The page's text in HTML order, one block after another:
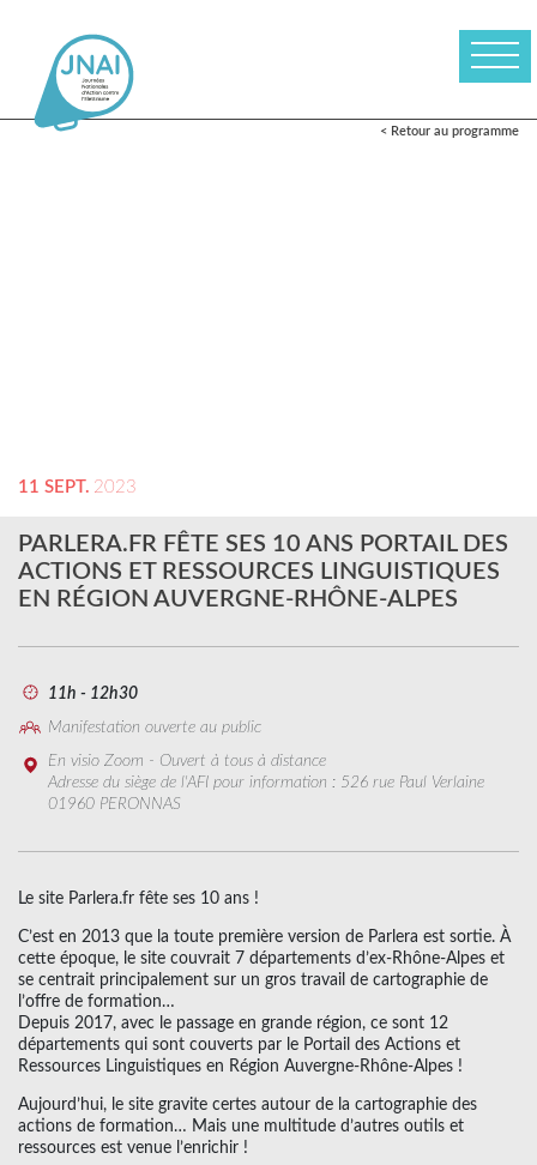
< Retour au programme
11 SEPT. 2023
PARLERA.FR FÊTE SES 10 ANS PORTAIL DES
ACTIONS ET RESSOURCES LINGUISTIQUES
EN RÉGION AUVERGNE-RHÔNE-ALPES
11h - 12h30
Manifestation ouverte au public
En visio Zoom - Ouvert à tous à distance
Adresse du siège de l'AFI pour information : 526 rue Paul Verlaine
01960 PERONNAS
Le site Parlera.fr fête ses 10 ans !
C’est en 2013 que la toute première version de Parlera est sortie. À
cette époque, le site couvrait 7 départements d’ex-Rhône-Alpes et
se centrait principalement sur un gros travail de cartographie de
l’offre de formation…
Depuis 2017, avec le passage en grande région, ce sont 12
départements qui sont couverts par le Portail des Actions et
Ressources Linguistiques en Région Auvergne-Rhône-Alpes !
Aujourd’hui, le site gravite certes autour de la cartographie des
actions de formation… Mais une multitude d’autres outils et
ressources est venue l’enrichir !